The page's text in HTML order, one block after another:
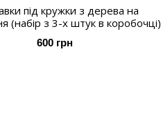
під кружки з дерева на
(набір з 3-х штук в коробочці)
600 грн